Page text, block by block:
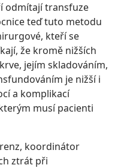
odmítají transfuze
teď tuto metodu
kteří se
že kromě nižších
jejím skladováním,
je nižší i
a komplikací
musí pacienti
koordinátor
ztrát při